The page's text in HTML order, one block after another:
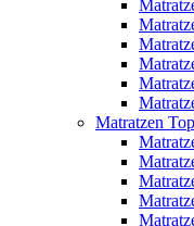
Matratzen